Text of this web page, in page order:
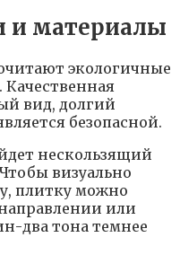
и материалы
экологичные
вид, долгий
безопасной.
нескользящий
визуально
плитку можно
или
два тона темнее